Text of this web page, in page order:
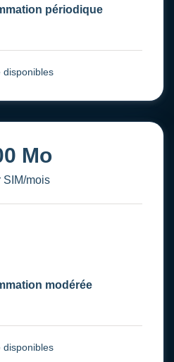
périodique
disponibles
Mo
SIM/mois
modérée
disponibles